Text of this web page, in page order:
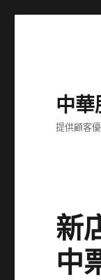
中華
提供顧客
新
中